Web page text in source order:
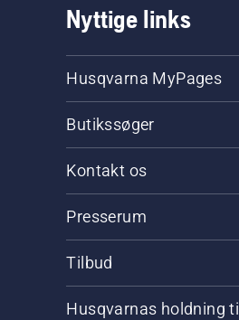
Nyttige links
Husqvarna MyPages
Butikssøger
Kontakt os
Presserum
Tilbud
Husqvarnas holdning til